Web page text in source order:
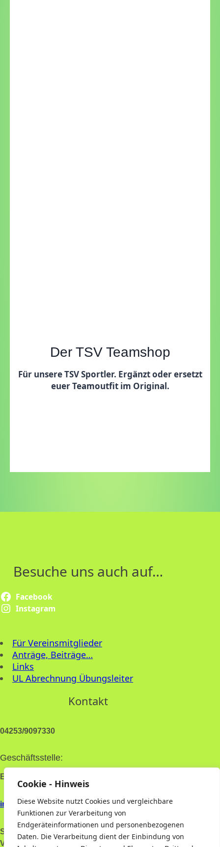
Cookie - Hinweis
Diese Website nutzt Cookies und vergleichbare
Funktionen zur Verarbeitung von
Endgeräteinformationen und personenbezogenen
Daten. Die Verarbeitung dient der Einbindung von
Der TSV Teamshop
Für unsere TSV Sportler. Ergänzt oder ersetzt
euer Teamoutfit im Original.
Besuche uns auch auf…
Facebook
Instagram
Für Vereinsmitglieder
Anträge, Beiträge…
Links
UL Abrechnung Übungsleiter
Kontakt
04253/9097330
Geschäftsstelle:
Essener Str. 16, 27330 Asendorf
info@tsvasendorf.de
Sportanlagen
Vereinsheim
Brüner Weg 5, 27330 Asendorf
(Achtung! Keine Postanschrift!!!)